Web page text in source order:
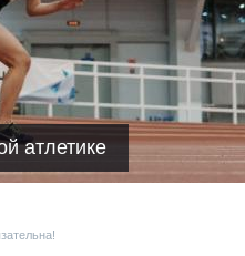
атлетике